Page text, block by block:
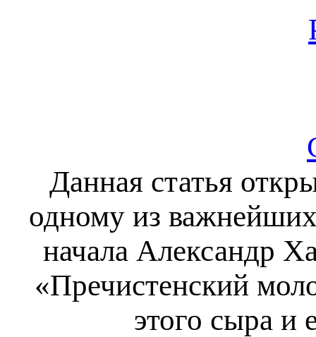
Данная статья
одному из
начала Александр
«Пречистенский
этого сыра и